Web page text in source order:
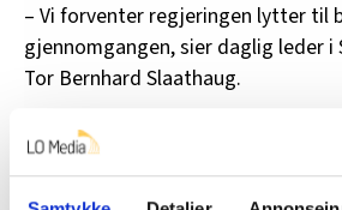
– Vi forventer regjeringen lytter til
gjennomgangen, sier daglig leder
Tor Bernhard Slaathaug.
Nyheter